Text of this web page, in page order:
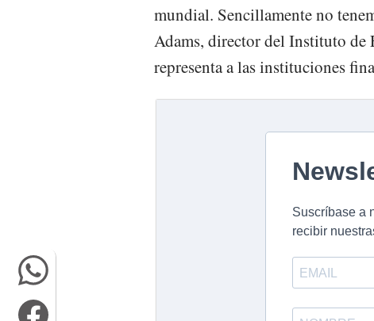
mundial. Sencillamente no
Adams, director del Instituto de
representa a las instituciones